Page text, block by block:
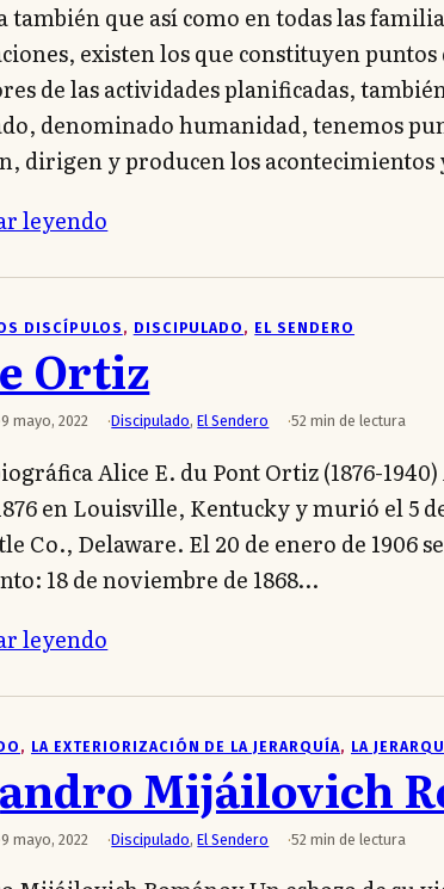
también que así como en todas las
existen los que constituyen
de las actividades planificadas,
denominado humanidad, tenemos
dirigen y producen los
leyendo
DISCÍPULOS , DISCIPULADO , EL SENDERO
Ortiz
9 mayo, 2022 Discipulado,El Sendero 52 min de lectura
Alice E. du Pont Ortiz (1876-
en Louisville, Kentucky y murió el 5
Co., Delaware. El 20 de enero de 1906
18 de noviembre de 1868…
leyendo
, LA EXTERIORIZACIÓN DE LA JERARQUÍA, LA
Mijáilovich
9 mayo, 2022 Discipulado,El Sendero 52 min de lectura